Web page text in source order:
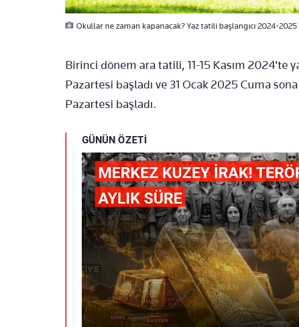
Okullar ne zaman kapanacak? Yaz tatili başlangıcı 2024-
Birinci dönem ara tatili, 11-15 Kasım 2024'te
Pazartesi başladı ve 31 Ocak 2025 Cuma
Pazartesi başladı.
GÜNÜN ÖZETİ